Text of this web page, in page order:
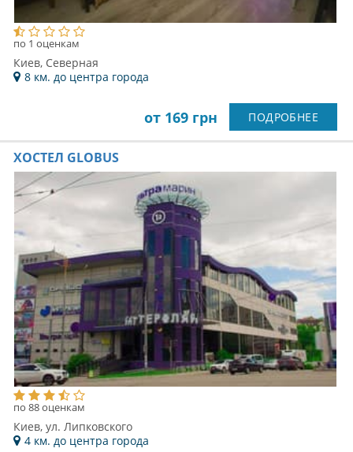
по 1 оценкам
Киев, Северная
8 км. до центра города
от 169 грн ПОДРОБНЕЕ
ХОСТЕЛ GLOBUS
по 88 оценкам
Киев, ул. Липковского
4 км. до центра города